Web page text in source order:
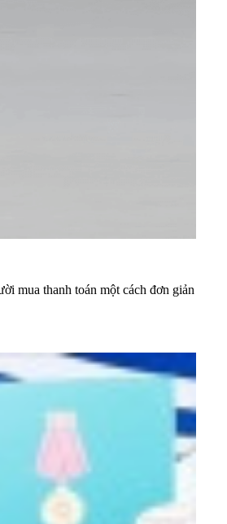
mua thanh toán một cách đơn giản